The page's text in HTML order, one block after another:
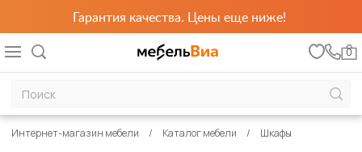
Гарантия качества. Цены еще ниже!
0
Интернет-магазин мебели Каталог мебели Шкафы